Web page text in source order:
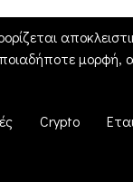
μορφή,
Crypto